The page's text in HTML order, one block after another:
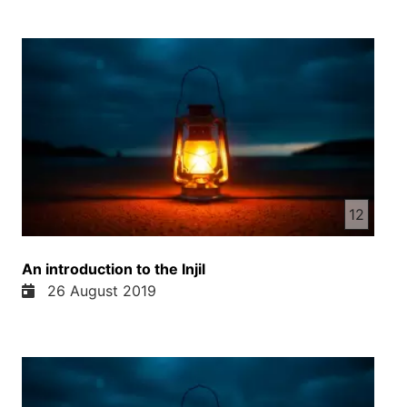
پیره است که می‌خواهند یک چیز را در مقابل توفه او بده
در آل که ایچیز نمیتانه است برزش او برابری کنه
دوستهای مهربان نجاتی که ایسای مسیح با خون خود بر
ما میثر ساخته واقعا بسیار گرانبه هست به ای خاطر
لازم است که او را ستایش کنیم و برش سرود بخانیم
هاله یک سرود روحانی را می‌شناییم که مطلعیش هست
ایسا با ریختاندن خون خیش مرا داد نجات ایسا با
ریختاندن خون پاکش مرا داد نجات ایسا با ریختاندن خون
پاکش مرا داد نجات چیران خانم صبح بود و نامش مرا
داد نجات موسیقی وقت در گناهان غرق بودم آمد و اسما
دلیل که من سرایم مرا داد نجات چیران خانم صبح بود و
نامش مرا داد نجات موسیقی باره گناهان مرا برداشتا
کنم من خدافندم را مثل که حکمش بود بهر کلامش شبم
12
An introduction to the Injil
26 August 2019